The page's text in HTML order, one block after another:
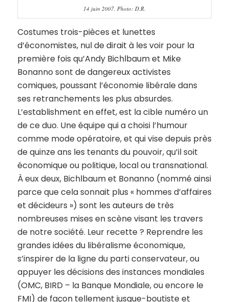
14 juin 2007. Photo: D.R.
Costumes trois-pièces et lunettes
d’économistes, nul de dirait à les voir pour la
première fois qu’Andy Bichlbaum et Mike
Bonanno sont de dangereux activistes
comiques, poussant l’économie libérale dans
ses retranchements les plus absurdes.
L’establishment en effet, est la cible numéro un
de ce duo. Une équipe qui a choisi l’humour
comme mode opératoire, et qui vise depuis près
de quinze ans les tenants du pouvoir, qu’il soit
économique ou politique, local ou transnational.
À eux deux, Bichlbaum et Bonanno (nommé ainsi
parce que cela sonnait plus « hommes d’affaires
et décideurs ») sont les auteurs de très
nombreuses mises en scène visant les travers
de notre société. Leur recette ? Reprendre les
grandes idées du libéralisme économique,
s’inspirer de la ligne du parti conservateur, ou
appuyer les décisions des instances mondiales
(OMC, BIRD – la Banque Mondiale, ou encore le
FMI) de façon tellement jusque-boutiste et